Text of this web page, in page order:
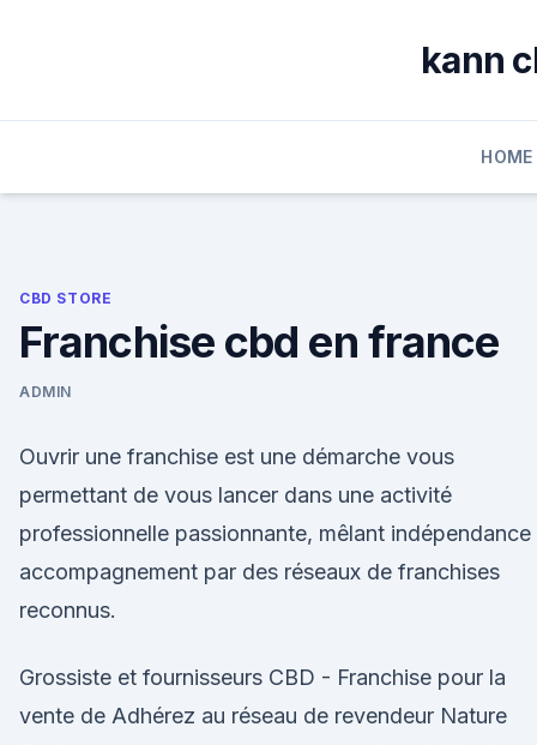
kann
HOME
CBD STORE
Franchise cbd en france
ADMIN
Ouvrir une franchise est une démarche vous
permettant de vous lancer dans une activité
professionnelle passionnante, mêlant indépendance
accompagnement par des réseaux de franchises
reconnus.
Grossiste et fournisseurs CBD - Franchise pour la
vente de Adhérez au réseau de revendeur Nature